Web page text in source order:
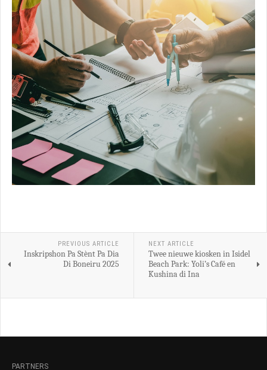
PREVIOUS ARTICLE
Inskripshon Pa Stènt Pa Dia
Di Boneiru 2025
NEXT ARTICLE
Twee nieuwe kiosken in Isidel
Beach Park: Yoli’s Café en
Kushina di Ina
PARTNERS